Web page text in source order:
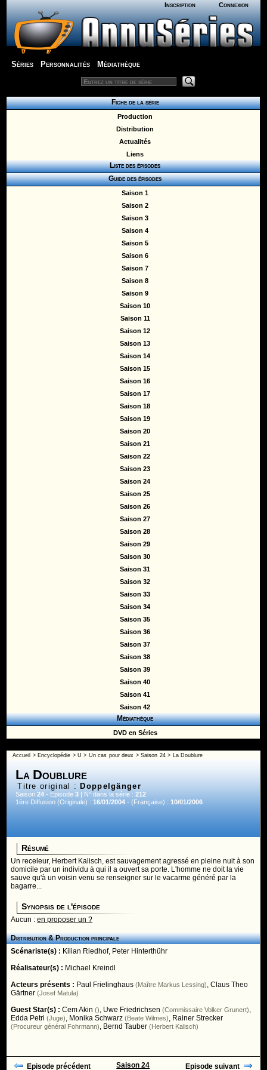
Inscription Connexion
Séries Personnalités Médiathèque
Fiche de la série
Production
Distribution
Actualités
Liens
Liste des épisodes
Guide des épisodes
Saison 1
Saison 2
Saison 3
Saison 4
Saison 5
Saison 6
Saison 7
Saison 8
Saison 9
Saison 10
Saison 11
Saison 12
Saison 13
Saison 14
Saison 15
Saison 16
Saison 17
Saison 18
Saison 19
Saison 20
Saison 21
Saison 22
Saison 23
Saison 24
Saison 25
Saison 26
Saison 27
Saison 28
Saison 29
Saison 30
Saison 31
Saison 32
Saison 33
Saison 34
Saison 35
Saison 36
Saison 37
Saison 38
Saison 39
Saison 40
Saison 41
Saison 42
Médiathèque
DVD en Séries
Accueil > Encyclopédie >U > Un cas pour deux >Saison 24> La Doublure
La Doublure
Titre original : Doppelgänger
Saison24 - Episode3 | N° dans la série :212
1ère Diffusion (Originale) :16/01/2004 - (Française) :10/01/2006
Résumé
Un receleur, Herbert Kalisch, est sauvagement agressé en pleine nuit à son
domicile par un individu à qui il a ouvert sa porte. L'homme ne doit la vie
sauve qu'à un voisin venu se renseigner sur le vacarme généré par la
bagarre...
Synopsis de l'épisode
Aucun :en proposer un ?
Distribution & Production principale
Scénariste(s) : Kilian Riedhof, Peter Hinterthühr
Réalisateur(s) : Michael Kreindl
Acteurs présents : Paul Frielinghaus (Maître Markus Lessing),Claus Theo
Gärtner (Josef Matula)
Guest Star(s) :Cem Akin (), Uwe Friedrichsen (Commissaire Volker Grunert),
Edda Petri (Juge), Monika Schwarz (Beate Wilmes), Rainer Strecker
(Procureur général Fohrmann), Bernd Tauber (Herbert Kalisch)
Episode précédent Saison 24 Episode suivant